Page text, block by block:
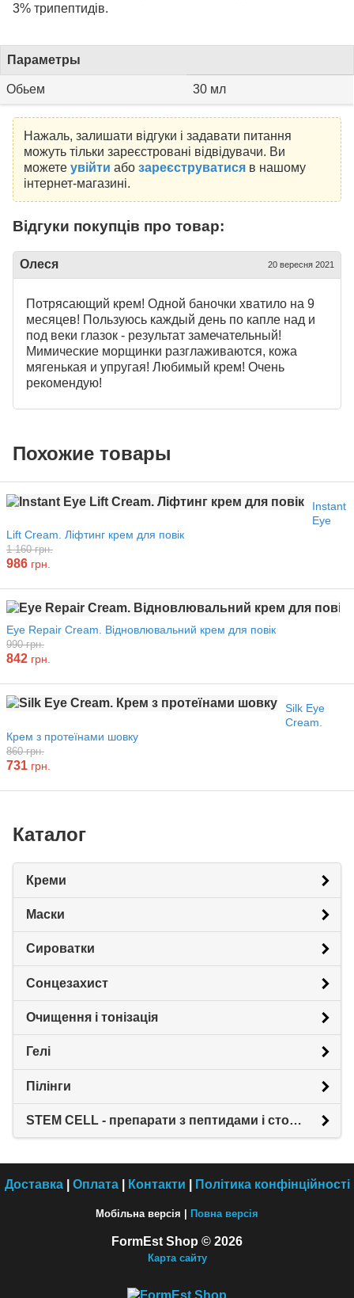
3% трипептидів.
Параметры
Обьем 30 мл
Нажаль, залишати відгуки і задавати питання
можуть тільки зареєстровані відвідувачи. Ви
можете увійти або зареєструватисяв нашому
інтернет-магазині.
Відгуки покупців про товар:
Олеся 20 вересня 2021
Потрясающий крем! Одной баночки хватило на 9
месяцев! Пользуюсь каждый день по капле над и
под веки глазок - результат замечательный!
Мимические морщинки разглаживаются, кожа
мягенькая и упругая! Любимый крем! Очень
рекомендую!
Похожие товары
Instant
Eye
Lift Cream. Ліфтинг крем для повік
1 160 грн.
986 грн.
Eye Repair Cream. Відновлювальний крем для повік
990 грн.
842 грн.
Silk Eye
Cream.
Крем з протеїнами шовку
860 грн.
731 грн.
Каталог
Креми
Маски
Сироватки
Сонцезахист
Очищення і тонізація
Гелі
Пілінги
STEM CELL - препарати з пептидами і стовбуровими клітинами
Доставка| Оплата| Контакти Політика конфінційності
Мобільна версія | Повна версія
FormEst Shop © 2026
Карта сайту